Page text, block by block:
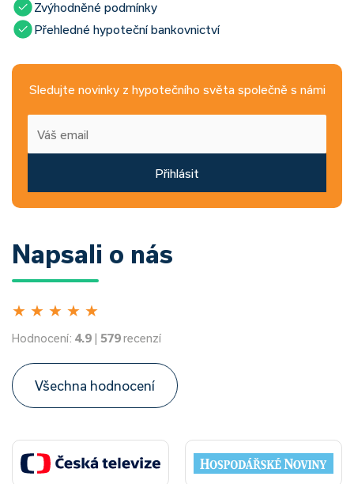
Zvýhodněné podmínky
Přehledné hypoteční bankovnictví
Sledujte novinky z hypotečního světa společně s námi
Přihlásit
Napsali o nás
★ ★ ★ ★ ★
Hodnocení: 4.9 | 579recenzí
Všechna hodnocení